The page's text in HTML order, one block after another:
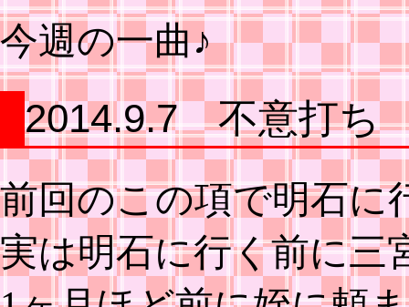
今週の一曲♪
2014.9.7 不意打ち
前回のこの項で明石に
実は明石に行く前に三